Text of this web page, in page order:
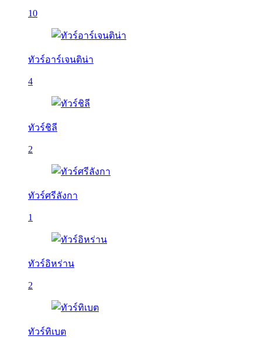
10
ทัวร์อาร์เจนติน่า
4
ทัวร์ชิลี
2
ทัวร์ศรีลังกา
1
ทัวร์อิหร่าน
2
ทัวร์ทิเบต